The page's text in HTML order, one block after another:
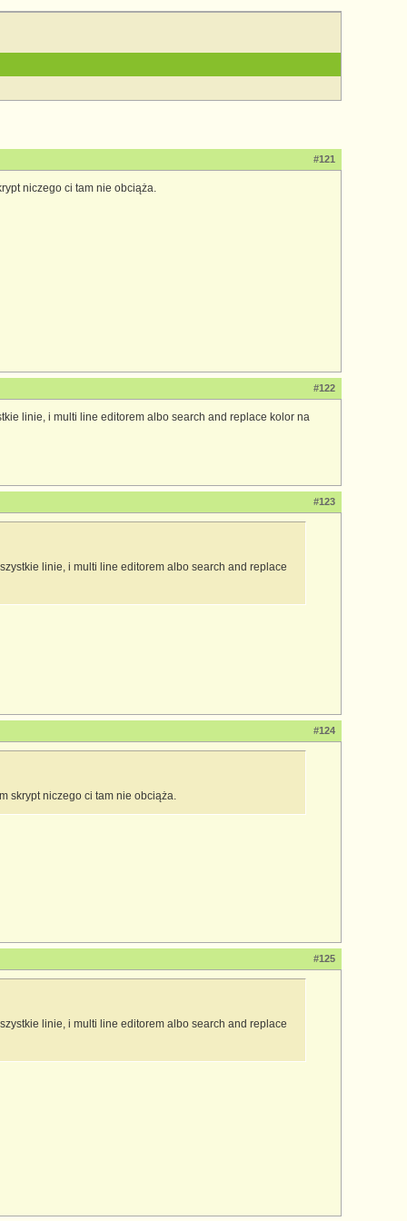
#121
niczego ci tam nie obciąża.
#122
linie, i multi line editorem albo search and replace kolor na
#123
linie, i multi line editorem albo search and replace
#124
skrypt niczego ci tam nie obciąża.
#125
linie, i multi line editorem albo search and replace